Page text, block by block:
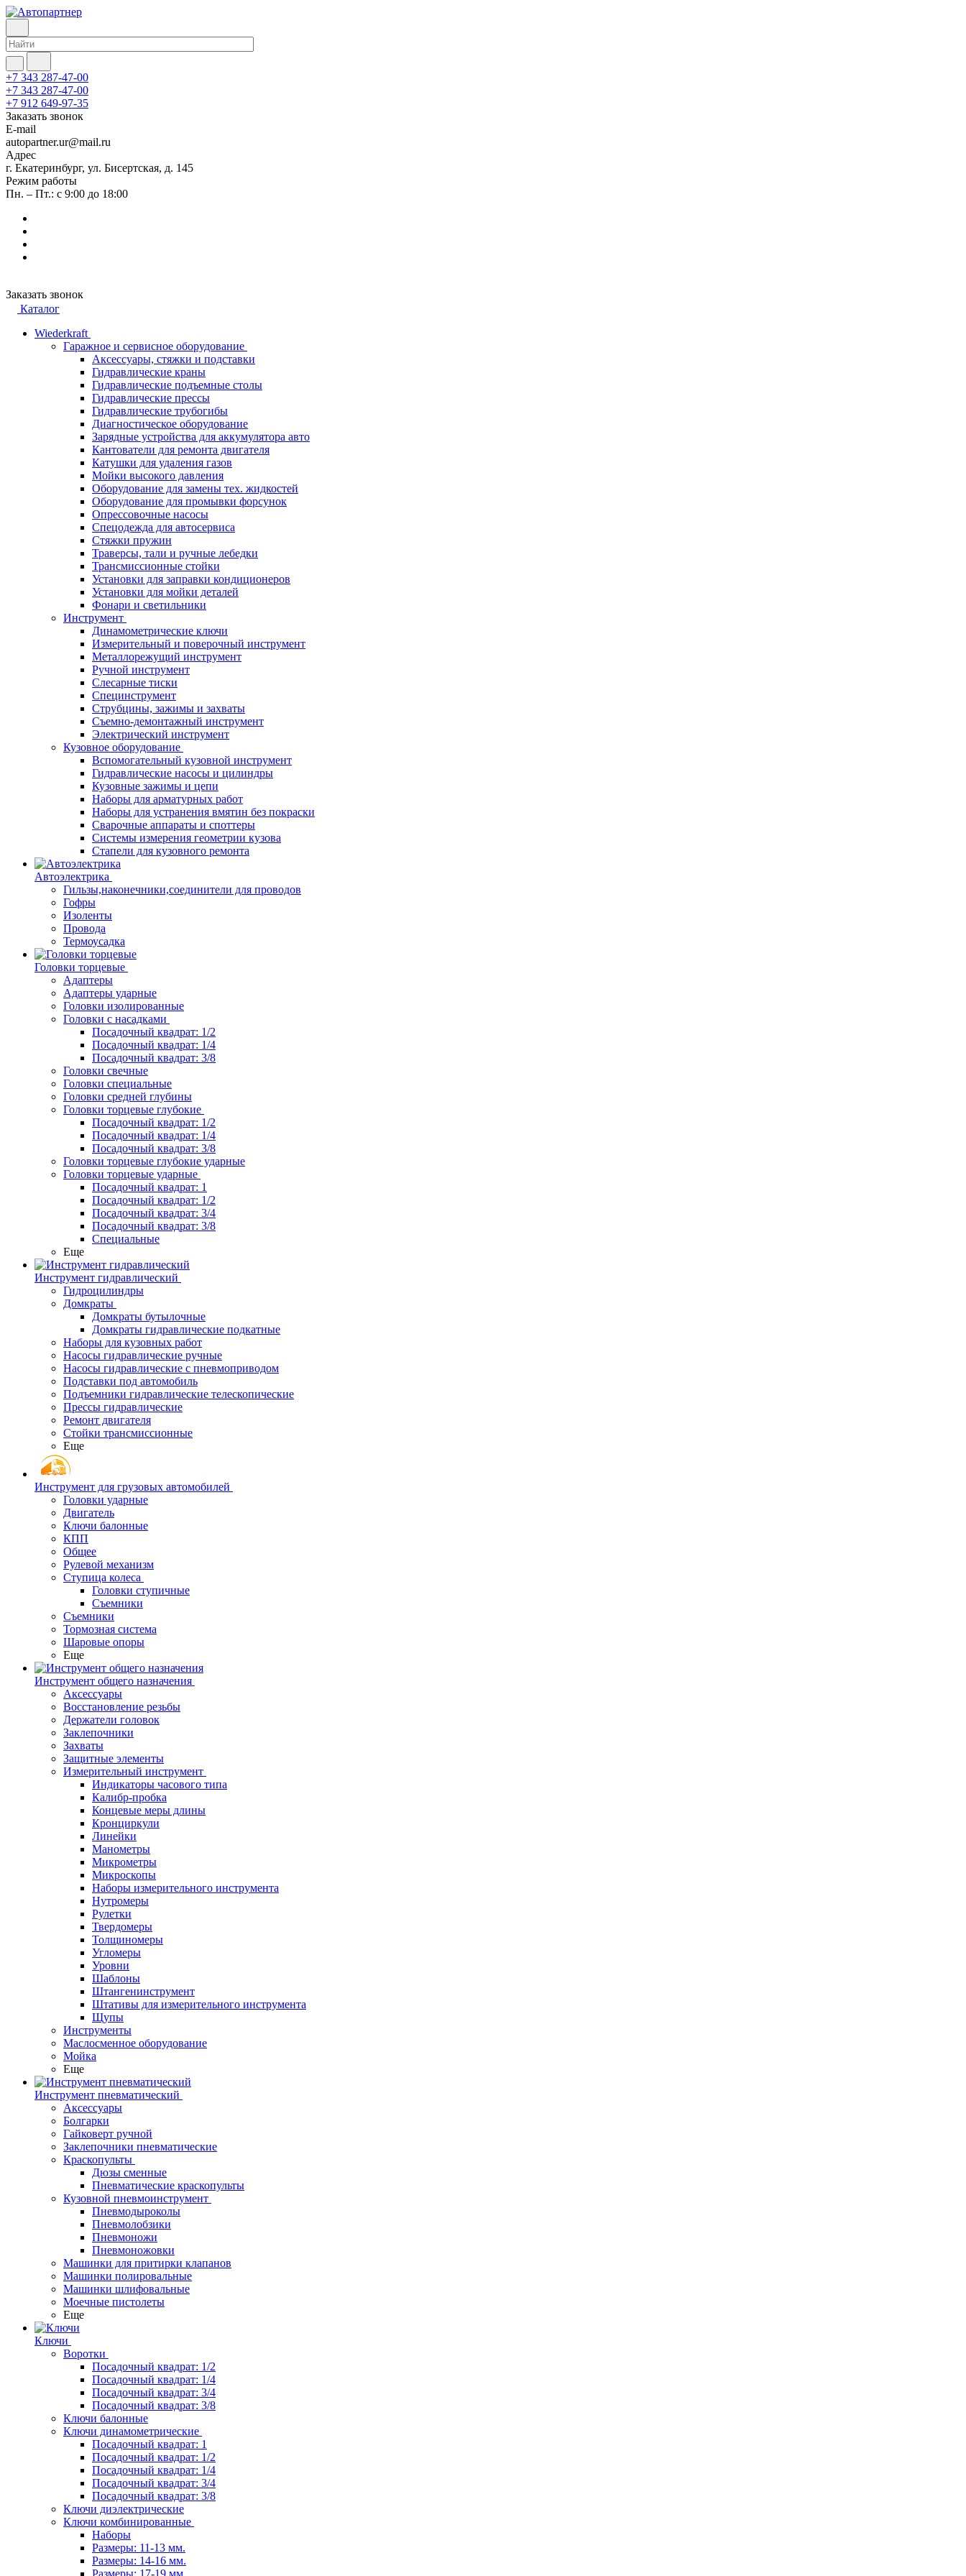
+7 343 287-47-00
+7 343 287-47-00
+7 912 649-97-35
Заказать звонок
E-mail
autopartner.ur@mail.ru
Адрес
г. Екатеринбург, ул. Бисертская, д. 145
Режим работы
Пн. – Пт.: с 9:00 до 18:00
Заказать звонок
Каталог
Wiederkraft
Гаражное и сервисное оборудование
Аксессуары, стяжки и подставки
Гидравлические краны
Гидравлические подъемные столы
Гидравлические прессы
Гидравлические трубогибы
Диагностическое оборудование
Зарядные устройства для аккумулятора авто
Кантователи для ремонта двигателя
Катушки для удаления газов
Мойки высокого давления
Оборудование для замены тех. жидкостей
Оборудование для промывки форсунок
Опрессовочные насосы
Спецодежда для автосервиса
Стяжки пружин
Траверсы, тали и ручные лебедки
Трансмиссионные стойки
Установки для заправки кондиционеров
Установки для мойки деталей
Фонари и светильники
Инструмент
Динамометрические ключи
Измерительный и поверочный инструмент
Металлорежущий инструмент
Ручной инструмент
Слесарные тиски
Специнструмент
Струбцины, зажимы и захваты
Съемно-демонтажный инструмент
Электрический инструмент
Кузовное оборудование
Вспомогательный кузовной инструмент
Гидравлические насосы и цилиндры
Кузовные зажимы и цепи
Наборы для арматурных работ
Наборы для устранения вмятин без покраски
Сварочные аппараты и споттеры
Системы измерения геометрии кузова
Стапели для кузовного ремонта
Автоэлектрика
Гильзы,наконечники,соединители для проводов
Гофры
Изоленты
Провода
Термоусадка
Головки торцевые
Адаптеры
Адаптеры ударные
Головки изолированные
Головки с насадками
Посадочный квадрат: 1/2
Посадочный квадрат: 1/4
Посадочный квадрат: 3/8
Головки свечные
Головки специальные
Головки средней глубины
Головки торцевые глубокие
Посадочный квадрат: 1/2
Посадочный квадрат: 1/4
Посадочный квадрат: 3/8
Головки торцевые глубокие ударные
Головки торцевые ударные
Посадочный квадрат: 1
Посадочный квадрат: 1/2
Посадочный квадрат: 3/4
Посадочный квадрат: 3/8
Специальные
Еще
Инструмент гидравлический
Гидроцилиндры
Домкраты
Домкраты бутылочные
Домкраты гидравлические подкатные
Наборы для кузовных работ
Насосы гидравлические ручные
Насосы гидравлические с пневмоприводом
Подставки под автомобиль
Подъемники гидравлические телескопические
Прессы гидравлические
Ремонт двигателя
Стойки трансмиссионные
Еще
Инструмент для грузовых автомобилей
Головки ударные
Двигатель
Ключи балонные
КПП
Общее
Рулевой механизм
Ступица колеса
Головки ступичные
Съемники
Съемники
Тормозная система
Шаровые опоры
Еще
Инструмент общего назначения
Аксессуары
Восстановление резьбы
Держатели головок
Заклепочники
Захваты
Защитные элементы
Измерительный инструмент
Индикаторы часового типа
Калибр-пробка
Концевые меры длины
Кронциркули
Линейки
Манометры
Микрометры
Микроскопы
Наборы измерительного инструмента
Нутромеры
Рулетки
Твердомеры
Толщиномеры
Угломеры
Уровни
Шаблоны
Штангенинструмент
Штативы для измерительного инструмента
Щупы
Инструменты
Маслосменное оборудование
Мойка
Еще
Инструмент пневматический
Аксессуары
Болгарки
Гайковерт ручной
Заклепочники пневматические
Краскопульты
Дюзы сменные
Пневматические краскопульты
Кузовной пневмоинструмент
Пневмодыроколы
Пневмолобзики
Пневмоножи
Пневмоножовки
Машинки для притирки клапанов
Машинки полировальные
Машинки шлифовальные
Моечные пистолеты
Еще
Ключи
Воротки
Посадочный квадрат: 1/2
Посадочный квадрат: 1/4
Посадочный квадрат: 3/4
Посадочный квадрат: 3/8
Ключи балонные
Ключи динамометрические
Посадочный квадрат: 1
Посадочный квадрат: 1/2
Посадочный квадрат: 1/4
Посадочный квадрат: 3/4
Посадочный квадрат: 3/8
Ключи диэлектрические
Ключи комбинированные
Наборы
Размеры: 11-13 мм.
Размеры: 14-16 мм.
Размеры: 17-19 мм.